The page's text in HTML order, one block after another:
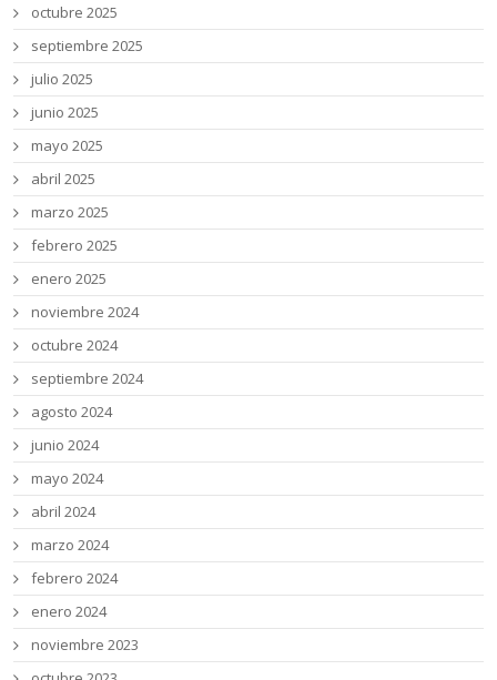
octubre 2025
septiembre 2025
julio 2025
junio 2025
mayo 2025
abril 2025
marzo 2025
febrero 2025
enero 2025
noviembre 2024
octubre 2024
septiembre 2024
agosto 2024
junio 2024
mayo 2024
abril 2024
marzo 2024
febrero 2024
enero 2024
noviembre 2023